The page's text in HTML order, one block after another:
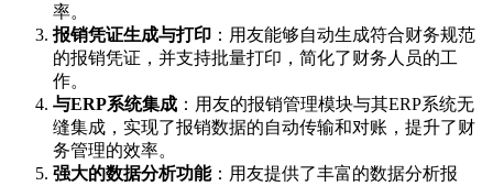
率。
报销凭证生成与打印 ：用友能够自动生成符合财务规范
的报销凭证，并支持批量打印，简化了财务人员的工
作。
与ERP系统集成 ：用友的报销管理模块与其ERP系统无
缝集成，实现了报销数据的自动传输和对账，提升了财
务管理的效率。
强大的数据分析功能：用友提供了丰富的数据分析报